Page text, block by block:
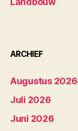
ARCHIEF
Augustus 2026
Juli 2026
Juni 2026